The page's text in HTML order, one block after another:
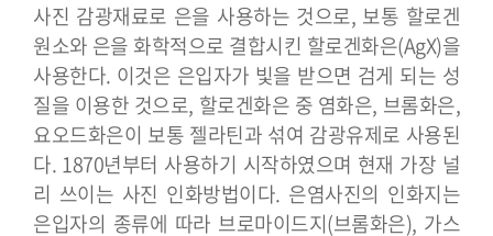
사진 감광재료로 은을 사용하는 것으로, 보통 할로겐
원소와 은을 화학적으로 결합시킨 할로겐화은(AgX)을
사용한다. 이것은 은입자가 빛을 받으면 검게 되는 성
질을 이용한 것으로, 할로겐화은 중 염화은, 브롬화은,
요오드화은이 보통 젤라틴과 섞여 감광유제로 사용된
다. 1870년부터 사용하기 시작하였으며 현재 가장 널
리 쓰이는 사진 인화방법이다. 은염사진의 인화지는
은입자의 종류에 따라 브로마이드지(브롬화은), 가스